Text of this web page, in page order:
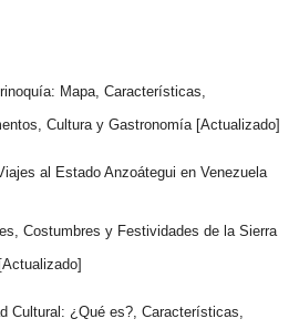
Mapa, Características,
Cultura y Gastronomía [Actualizado]
al Estado Anzoátegui en Venezuela
Costumbres y Festividades de la Sierra
Cultural: ¿Qué es?, Características,